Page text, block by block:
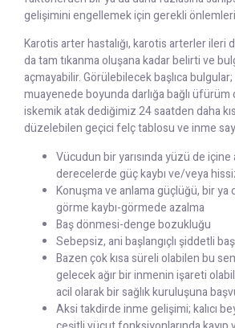
gelişimini engellemek için gerekli önlemleri
Karotis arter hastalığı, karotis arterler ileri
da tam tıkanma oluşana kadar belirti ve
açmayabilir. Görülebilecek başlıca
muayenede boyunda darlığa bağlı üfürüm
iskemik atak dediğimiz 24 saatden daha
düzelebilen geçici felç tablosu ve inme
Vücudun bir yarısında yüzü de
derecelerde güç kaybı ve/veya
Konuşma ve anlama güçlüğü, bir ya
görme kaybı-görmede azalma
Baş dönmesi-denge bozukluğu
Sebepsiz, ani başlangıçlı şiddetli baş
Bazen çok kısa süreli olabilen bu
gelecek ağır bir inmenin işareti
acil olarak bir sağlık kuruluşuna
Aksi takdirde inme gelişimi; kalıcı